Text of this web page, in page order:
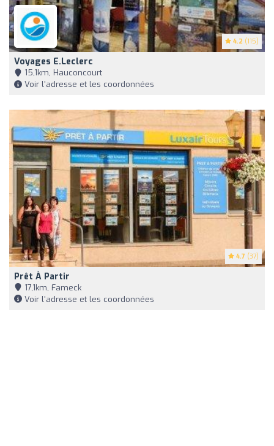
4.2 (115)
Voyages E.Leclerc
15,1km, Hauconcourt
Voir l'adresse et les coordonnées
4.7 (37)
Prêt À Partir
17,1km, Fameck
Voir l'adresse et les coordonnées